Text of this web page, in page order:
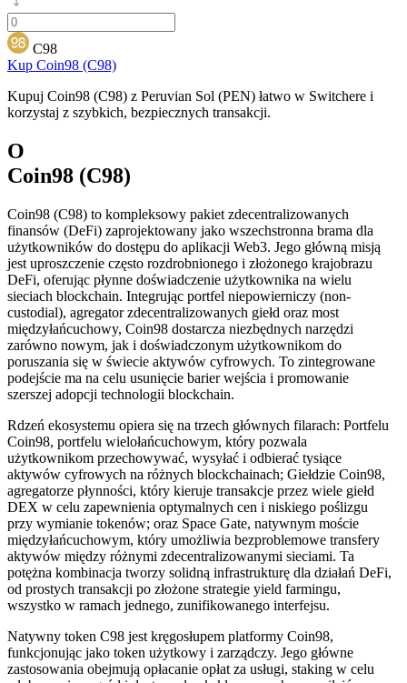
C98
Kup Coin98 (C98)
Kupuj Coin98 (C98) z Peruvian Sol (PEN) łatwo w Switchere i
korzystaj z szybkich, bezpiecznych transakcji.
O
Coin98 (C98)
Coin98 (C98) to kompleksowy pakiet zdecentralizowanych
finansów (DeFi) zaprojektowany jako wszechstronna brama dla
użytkowników do dostępu do aplikacji Web3. Jego główną misją
jest uproszczenie często rozdrobnionego i złożonego krajobrazu
DeFi, oferując płynne doświadczenie użytkownika na wielu
sieciach blockchain. Integrując portfel niepowierniczy (non-
custodial), agregator zdecentralizowanych giełd oraz most
międzyłańcuchowy, Coin98 dostarcza niezbędnych narzędzi
zarówno nowym, jak i doświadczonym użytkownikom do
poruszania się w świecie aktywów cyfrowych. To zintegrowane
podejście ma na celu usunięcie barier wejścia i promowanie
szerszej adopcji technologii blockchain.
Rdzeń ekosystemu opiera się na trzech głównych filarach: Portfelu
Coin98, portfelu wielołańcuchowym, który pozwala
użytkownikom przechowywać, wysyłać i odbierać tysiące
aktywów cyfrowych na różnych blockchainach; Giełdzie Coin98,
agregatorze płynności, który kieruje transakcje przez wiele giełd
DEX w celu zapewnienia optymalnych cen i niskiego poślizgu
przy wymianie tokenów; oraz Space Gate, natywnym moście
międzyłańcuchowym, który umożliwia bezproblemowe transfery
aktywów między różnymi zdecentralizowanymi sieciami. Ta
potężna kombinacja tworzy solidną infrastrukturę dla działań DeFi,
od prostych transakcji po złożone strategie yield farmingu,
wszystko w ramach jednego, zunifikowanego interfejsu.
Natywny token C98 jest kręgosłupem platformy Coin98,
funkcjonując jako token użytkowy i zarządczy. Jego główne
zastosowania obejmują opłacanie opłat za usługi, staking w celu